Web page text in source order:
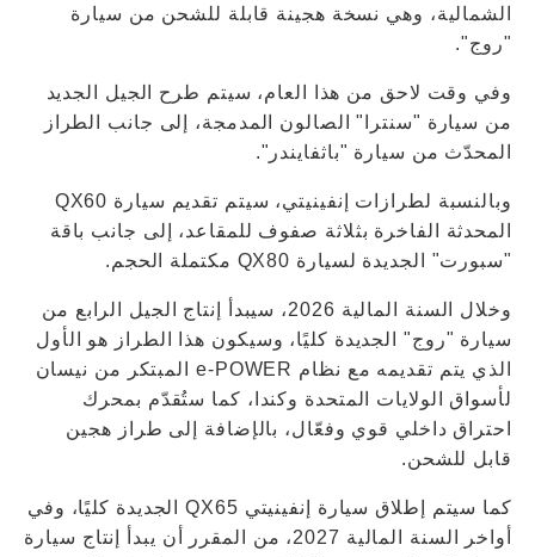
الشمالية، وهي نسخة هجينة قابلة للشحن من سيارة
"روج".
وفي وقت لاحق من هذا العام، سيتم طرح الجيل الجديد
من سيارة "سنترا" الصالون المدمجة، إلى جانب الطراز
المحدّث من سيارة "باثفايندر".
وبالنسبة لطرازات إنفينيتي، سيتم تقديم سيارة QX60
المحدثة الفاخرة بثلاثة صفوف للمقاعد، إلى جانب باقة
"سبورت" الجديدة لسيارة QX80 مكتملة الحجم.
وخلال السنة المالية 2026، سيبدأ إنتاج الجيل الرابع من
سيارة "روج" الجديدة كليًا، وسيكون هذا الطراز هو الأول
الذي يتم تقديمه مع نظام e-POWER المبتكر من نيسان
لأسواق الولايات المتحدة وكندا، كما ستُقدّم بمحرك
احتراق داخلي قوي وفعّال، بالإضافة إلى طراز هجين
قابل للشحن.
كما سيتم إطلاق سيارة إنفينيتي QX65 الجديدة كليًا، وفي
أواخر السنة المالية 2027، من المقرر أن يبدأ إنتاج سيارة